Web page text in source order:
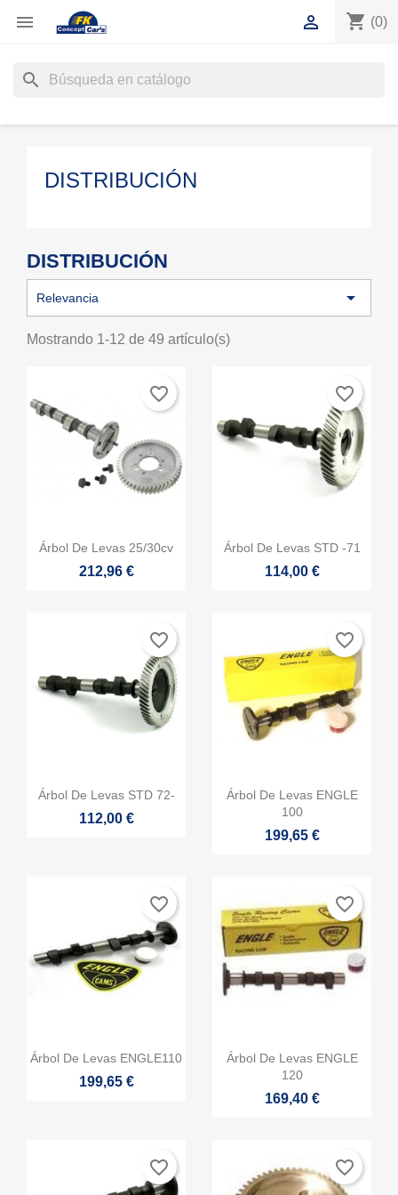
Crear lista de deseos
 shopping_cart (0)

search
DISTRIBUCIÓN
DISTRIBUCIÓN
Relevancia 
Mostrando 1-12 de 49 artículo(s)
Vista rápida
Árbol De Levas 25/30cv
212,96 €
favorite_border
Vista rápida
Árbol De Levas STD -71
114,00 €
favorite_border
Vista rápida
Árbol De Levas STD 72-
112,00 €
favorite_border
Vista rápida
Árbol De Levas ENGLE
100
199,65 €
favorite_border
Vista rápida
Árbol De Levas ENGLE110
199,65 €
favorite_border
Vista rápida
Árbol De Levas ENGLE
120
169,40 €
favorite_border
favorite_border favorite_border